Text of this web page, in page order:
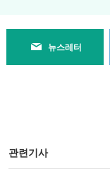
뉴스레터
관련기사